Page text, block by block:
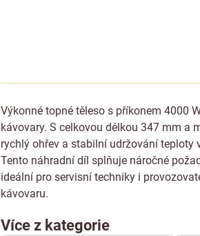
Výkonné topné těleso s příkonem 4000
kávovary. S celkovou délkou 347 mm a
rychlý ohřev a stabilní udržování teploty
Tento náhradní díl splňuje náročné
ideální pro servisní techniky i
kávovaru.
Více z kategorie